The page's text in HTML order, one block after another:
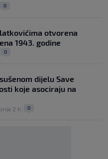
0
otvorena
1943. godine
0
dijelu Save
koje asociraju na
prije 2 h 0